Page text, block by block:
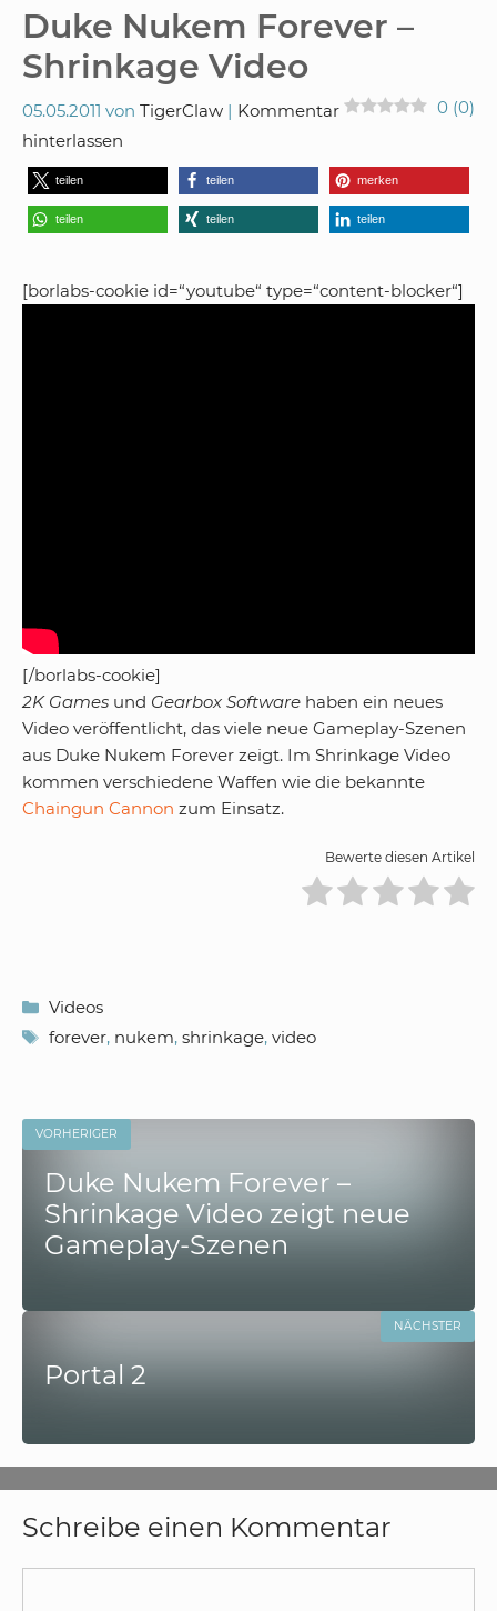
Duke Nukem Forever –
Shrinkage Video
05.05.2011 von TigerClaw 0 (0)
Kommentar
hinterlassen
teilen teilen merken
teilen teilen teilen
[borlabs-cookie id=“youtube“ type=“content-blocker“]
[/borlabs-cookie]
2K Games und Gearbox Software haben ein neues
Video veröffentlicht, das viele neue Gameplay-Szenen
aus Duke Nukem Forever zeigt. Im Shrinkage Video
kommen verschiedene Waffen wie die bekannte
Chaingun Cannon zum Einsatz.
Bewerte diesen Artikel
Kategorien
Videos
Schlagwörter
forever, nukem, shrinkage, video
VORHERIGER
Duke Nukem Forever –
Shrinkage Video zeigt neue
Gameplay-Szenen
Portal 2
NÄCHSTER
Schreibe einen Kommentar